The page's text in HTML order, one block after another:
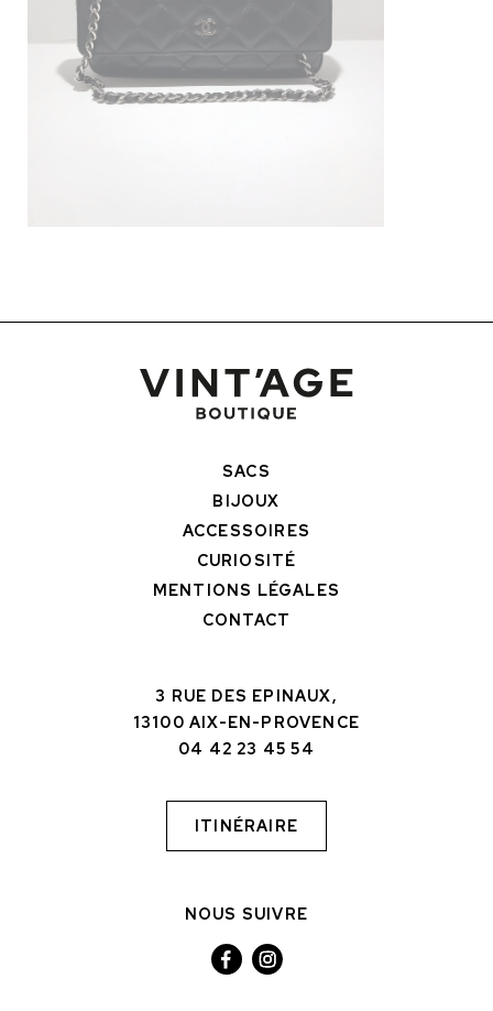
SACS
BIJOUX
ACCESSOIRES
CURIOSITÉ
MENTIONS LÉGALES
CONTACT
3 RUE DES EPINAUX,
13100 AIX-EN-PROVENCE
04 42 23 45 54
ITINÉRAIRE
NOUS SUIVRE